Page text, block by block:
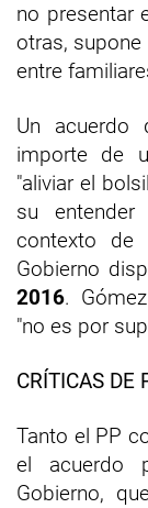
no presentar
otras,
entre
Un acuerdo
importe de
"aliviar el
su
contexto de
Gobierno
2016.
"no es por
CRÍTICAS DE
Tanto el PP
el acuerdo
Gobierno,